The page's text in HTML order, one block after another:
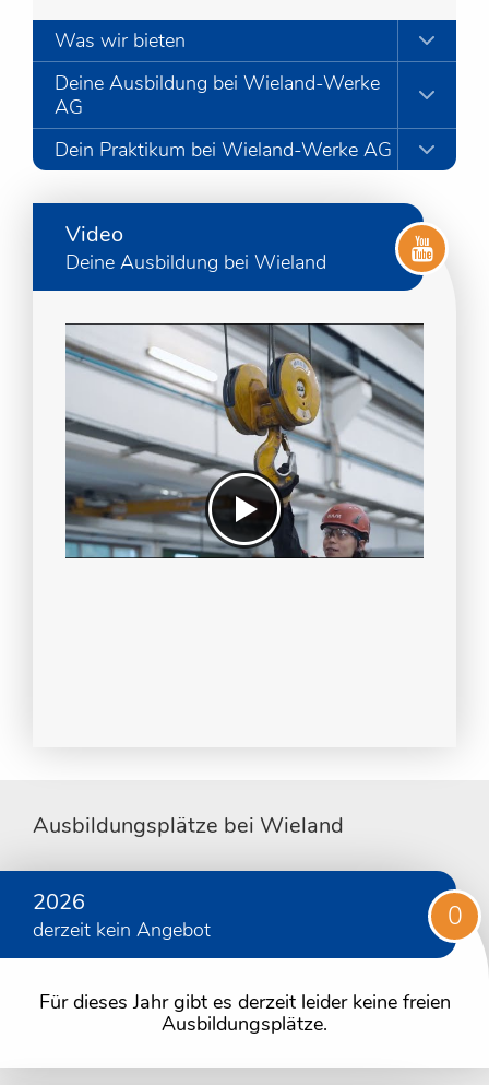
Was wir bieten
Deine Ausbildung bei Wieland-Werke
AG
Dein Praktikum bei Wieland-Werke AG
Video
Deine Ausbildung bei Wieland
Ausbildungsplätze bei Wieland
2026
derzeit kein Angebot 0
Für dieses Jahr gibt es derzeit leider keine freien
Ausbildungsplätze.